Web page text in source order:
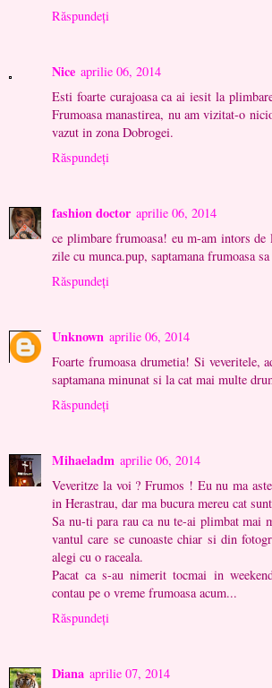
Răspundeți
Nice aprilie 06, 2014
Esti foarte curajoasa ca ai iesit la
Frumoasa manastirea, nu am vizitat-o
vazut in zona Dobrogei.
Răspundeți
fashion doctor aprilie 06, 2014
ce plimbare frumoasa! eu m-am intors
zile cu munca.pup, saptamana frumoasa
Răspundeți
Unknown aprilie 06, 2014
Foarte frumoasa drumetia! Si veveritele,
saptamana minunat si la cat mai multe
Răspundeți
Mihaeladm aprilie 06, 2014
Veveritze la voi ? Frumos ! Eu nu ma
in Herastrau, dar ma bucura mereu cat
Sa nu-ti para rau ca nu te-ai plimbat mai
vantul care se cunoaste chiar si din
alegi cu o raceala.
Pacat ca s-au nimerit tocmai in
contau pe o vreme frumoasa acum...
Răspundeți
Diana aprilie 07, 2014